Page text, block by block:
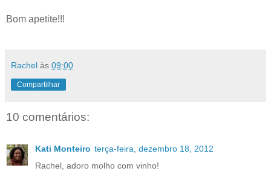
Bom apetite!!!
Rachel às 09:00
Compartilhar
10 comentários:
Kati Monteiro terça-feira, dezembro 18, 2012
Rachel, adoro molho com vinho!